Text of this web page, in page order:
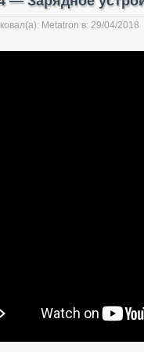
Metatron в: 29/04/2018